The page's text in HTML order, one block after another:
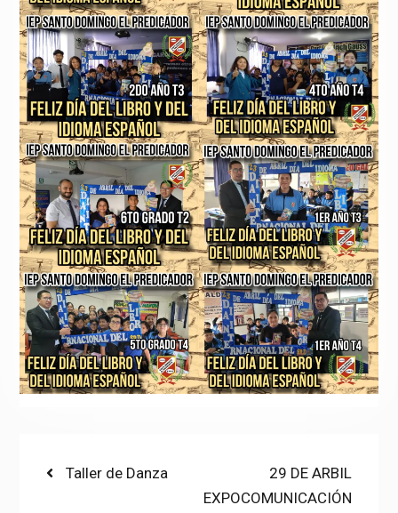
PostPrevious
Taller de Danza
Next
post:
29 DE ARBIL
EXPOCOMUNICACIÓN